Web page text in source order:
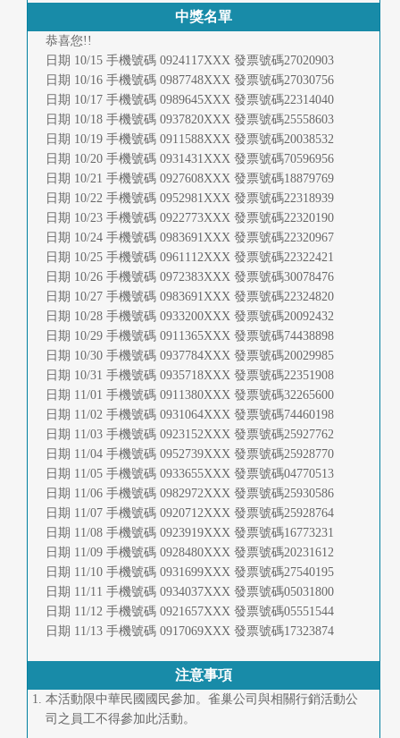
中獎名單
恭喜您!!
日期 10/15 手機號碼 0924117XXX 發票號碼27020903
日期 10/16 手機號碼 0987748XXX 發票號碼27030756
日期 10/17 手機號碼 0989645XXX 發票號碼22314040
日期 10/18 手機號碼 0937820XXX 發票號碼25558603
日期 10/19 手機號碼 0911588XXX 發票號碼20038532
日期 10/20 手機號碼 0931431XXX 發票號碼70596956
日期 10/21 手機號碼 0927608XXX 發票號碼18879769
日期 10/22 手機號碼 0952981XXX 發票號碼22318939
日期 10/23 手機號碼 0922773XXX 發票號碼22320190
日期 10/24 手機號碼 0983691XXX 發票號碼22320967
日期 10/25 手機號碼 0961112XXX 發票號碼22322421
日期 10/26 手機號碼 0972383XXX 發票號碼30078476
日期 10/27 手機號碼 0983691XXX 發票號碼22324820
日期 10/28 手機號碼 0933200XXX 發票號碼20092432
日期 10/29 手機號碼 0911365XXX 發票號碼74438898
日期 10/30 手機號碼 0937784XXX 發票號碼20029985
日期 10/31 手機號碼 0935718XXX 發票號碼22351908
日期 11/01 手機號碼 0911380XXX 發票號碼32265600
日期 11/02 手機號碼 0931064XXX 發票號碼74460198
日期 11/03 手機號碼 0923152XXX 發票號碼25927762
日期 11/04 手機號碼 0952739XXX 發票號碼25928770
日期 11/05 手機號碼 0933655XXX 發票號碼04770513
日期 11/06 手機號碼 0982972XXX 發票號碼25930586
日期 11/07 手機號碼 0920712XXX 發票號碼25928764
日期 11/08 手機號碼 0923919XXX 發票號碼16773231
日期 11/09 手機號碼 0928480XXX 發票號碼20231612
日期 11/10 手機號碼 0931699XXX 發票號碼27540195
日期 11/11 手機號碼 0934037XXX 發票號碼05031800
日期 11/12 手機號碼 0921657XXX 發票號碼05551544
日期 11/13 手機號碼 0917069XXX 發票號碼17323874
注意事項
本活動限中華民國國民參加。雀巢公司與相關行銷活動公
司之員工不得參加此活動。